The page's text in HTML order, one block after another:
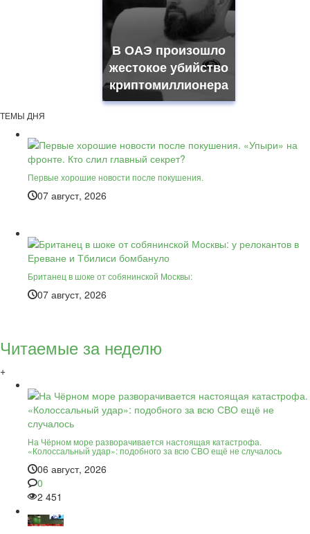
В ОАЭ произошло
жестокое убийство
криптомиллионера
ТЕМЫ ДНЯ
Первые хорошие новости после покушения.
07 август, 2026
Британец в шоке от собянинской Москвы:
07 август, 2026
Читаемые за неделю
+
На Чёрном море разворачивается настоящая катастрофа.
«Колоссальный удар»: подобного за всю СВО ещё не случалось
06 август, 2026
0
2 451